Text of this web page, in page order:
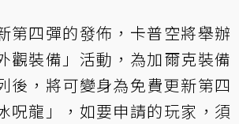
第四彈的發佈，卡普空將舉辦
觀裝備」活動，為加爾克裝備
後，將可變身為免費更新第四
呪龍」，如要申請的玩家，須